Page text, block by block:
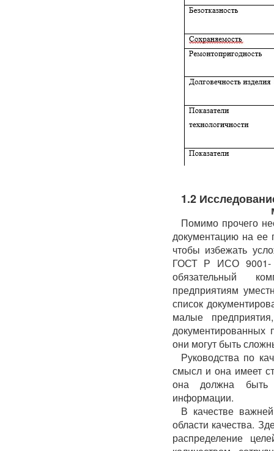
1.2
Помимо прочего
документацию на ее
чтобы избежать
ГОСТ Р ИСО 9001-
обязательный
предприятиям
список
малые
документированных
они могут быть
Руководства по
смысл и она имеет
она должна быть
информации.
В качестве
области качества.
распределение